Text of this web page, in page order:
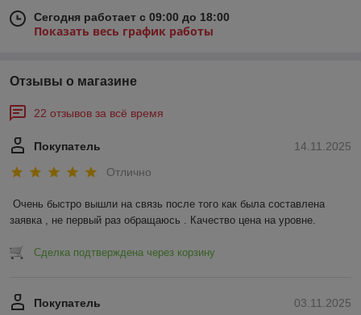
Сегодня работает с 09:00 до 18:00
Показать весь график работы
Отзывы о магазине
22 отзывов за всё время
14.11.2025
Покупатель
Отлично
Очень быстро вышли на связь после того как была составлена
заявка , не первый раз обращаюсь . Качество цена на уровне.
Сделка подтверждена через корзину
03.11.2025
Покупатель